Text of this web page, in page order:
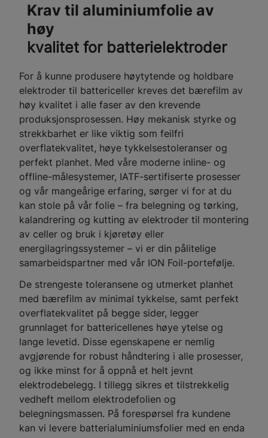
Krav til aluminiumfolie av
høy
kvalitet for batterielektroder
For å kunne produsere høytytende og holdbare
elektroder til battericeller kreves det bærefilm av
høy kvalitet i alle faser av den krevende
produksjonsprosessen. Høy mekanisk styrke og
strekkbarhet er like viktig som feilfri
overflatekvalitet, høye tykkelsestoleranser og
perfekt planhet. Med våre moderne inline- og
offline-målesystemer, IATF-sertifiserte prosesser
og vår mangeårige erfaring, sørger vi for at du
kan stole på vår folie – fra belegning og tørking,
kalandrering og kutting av elektroder til montering
av celler og bruk i kjøretøy eller
energilagringssystemer – vi er din pålitelige
samarbeidspartner med vår ION Foil-portefølje.
De strengeste toleransene og utmerket planhet
med bærefilm av minimal tykkelse, samt perfekt
overflatekvalitet på begge sider, legger
grunnlaget for battericellenes høye ytelse og
lange levetid. Disse egenskapene er nemlig
avgjørende for robust håndtering i alle prosesser,
og ikke minst for å oppnå et helt jevnt
elektrodebelegg. I tillegg sikres et tilstrekkelig
vedheft mellom elektrodefolien og
belegningsmassen. På forespørsel fra kundene
kan vi levere batterialuminiumsfolier med en enda